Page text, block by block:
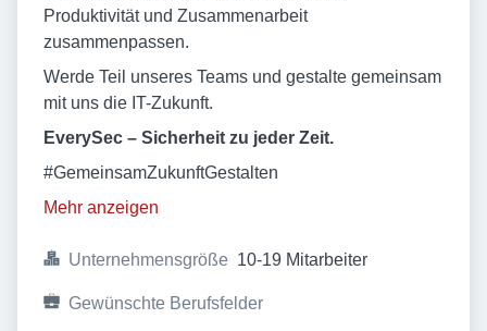
Produktivität und Zusammenarbeit
zusammenpassen.
Werde Teil unseres Teams und gestalte gemeinsam
mit uns die IT-Zukunft.
EverySec – Sicherheit zu jeder Zeit.
#GemeinsamZukunftGestalten
Mehr anzeigen
Unternehmensgröße 10-19 Mitarbeiter
Gewünschte Berufsfelder